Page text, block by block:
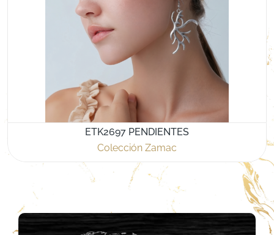
ETK2697 PENDIENTES
Colección Zamac